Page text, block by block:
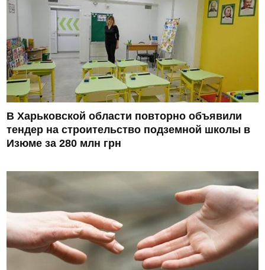
В Харьковской области повторно объявили
тендер на строительство подземной школы в
Изюме за 280 млн грн